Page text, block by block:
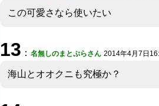
この可愛さなら使いたい
13 ： 名無しのまとぷらさん 2014年4月7日
海山とオオクニも究極か？